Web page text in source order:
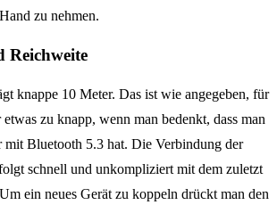
zu nehmen.
Reichweite
knappe 10 Meter. Das ist wie angegeben, für
zu knapp, wenn man bedenkt, dass man
Bluetooth 5.3 hat. Die Verbindung der
schnell und unkompliziert mit dem zuletzt
ein neues Gerät zu koppeln drückt man den